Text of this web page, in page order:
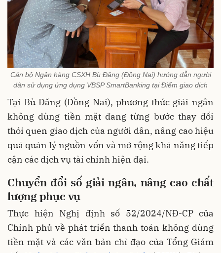
Cán bộ Ngân hàng CSXH Bù Đăng (Đồng Nai) hướng dẫn người
dân sử dụng ứng dụng VBSP SmartBanking tại Điểm giao dịch
Tại Bù Đăng (Đồng Nai), phương thức giải ngân
không dùng tiền mặt đang từng bước thay đổi
thói quen giao dịch của người dân, nâng cao hiệu
quả quản lý nguồn vốn và mở rộng khả năng tiếp
cận các dịch vụ tài chính hiện đại.
Chuyển đổi số giải ngân, nâng cao chất
lượng phục vụ
Thực hiện Nghị định số 52/2024/NĐ-CP của
Chính phủ về phát triển thanh toán không dùng
tiền mặt và các văn bản chỉ đạo của Tổng Giám